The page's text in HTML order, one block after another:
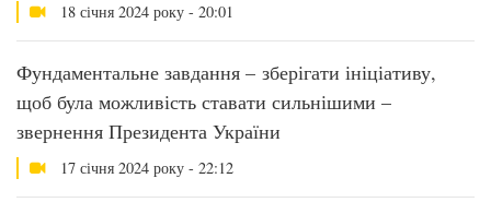
18 січня 2024 року - 20:01
Фундаментальне завдання – зберігати ініціативу,
щоб була можливість ставати сильнішими –
звернення Президента України
17 січня 2024 року - 22:12